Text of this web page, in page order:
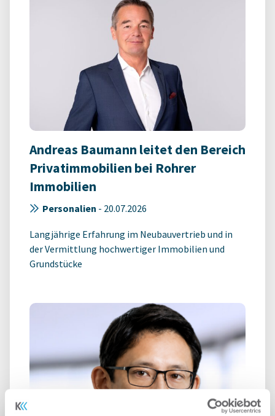
Andreas Baumann leitet den Bereich
Privatimmobilien bei Rohrer
Immobilien
Personalien - 20.07.2026
Langjährige Erfahrung im Neubauvertrieb und in
der Vermittlung hochwertiger Immobilien und
Grundstücke